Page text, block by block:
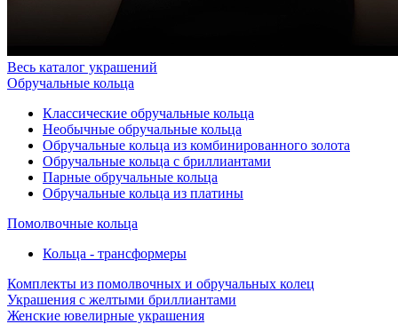
Весь каталог украшений
Обручальные кольца
Классические обручальные кольца
Необычные обручальные кольца
Обручальные кольца из комбинированного золота
Обручальные кольца с бриллиантами
Парные обручальные кольца
Обручальные кольца из платины
Помолвочные кольца
Кольца - трансформеры
Комплекты из помолвочных и обручальных колец
Украшения с желтыми бриллиантами
Женские ювелирные украшения